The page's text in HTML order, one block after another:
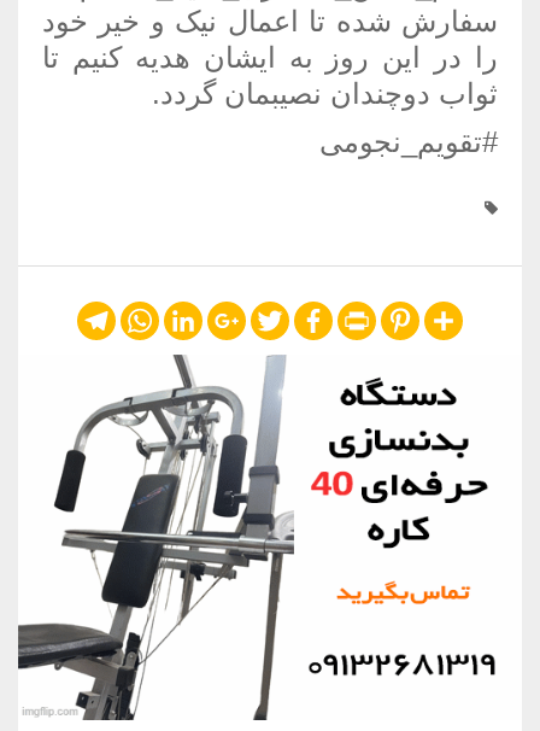
سفارش شده تا اعمال نیک و خیر خود
را در این روز به ایشان هدیه کنیم تا
ثواب دوچندان نصیبمان گردد.
#تقویم_نجومی
Share
Pinterest
Print
Facebook
Twitter
Google+
LinkedIn
WhatsApp
Telegram